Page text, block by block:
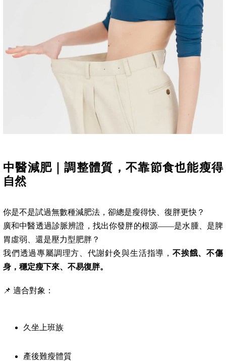
中醫減肥｜調整體質，不靠節食也能瘦得
自然
你是不是試過無數種減肥法，卻總是瘦得快、復胖更快？
廣和中醫透過診脈辨證，找出你發胖的根源——是水腫、是脾
胃虛弱、還是壓力型肥胖？
我們透過專屬調理方、代謝針灸與生活指導， 不挨餓、不傷
身，穩定瘦下來、不易復胖。
📌 適合對象：
久坐上班族
產後難瘦體質